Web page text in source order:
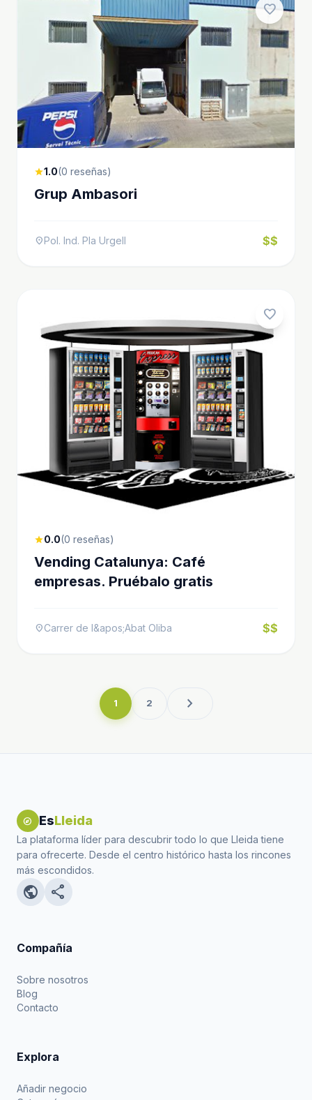
favorite
star1.0(0 reseñas)
Grup Ambasori
location_onPol. Ind. Pla Urgell $$
favorite
star0.0(0 reseñas)
Vending Catalunya: Café
empresas. Pruébalo gratis
location_onCarrer de l&apos;Abat Oliba $$
1 2 chevron_right
explore EsLleida
La plataforma líder para descubrir todo lo que Lleida tiene
para ofrecerte. Desde el centro histórico hasta los rincones
más escondidos.
public share
Compañía
Sobre nosotros
Blog
Contacto
Explora
Añadir negocio